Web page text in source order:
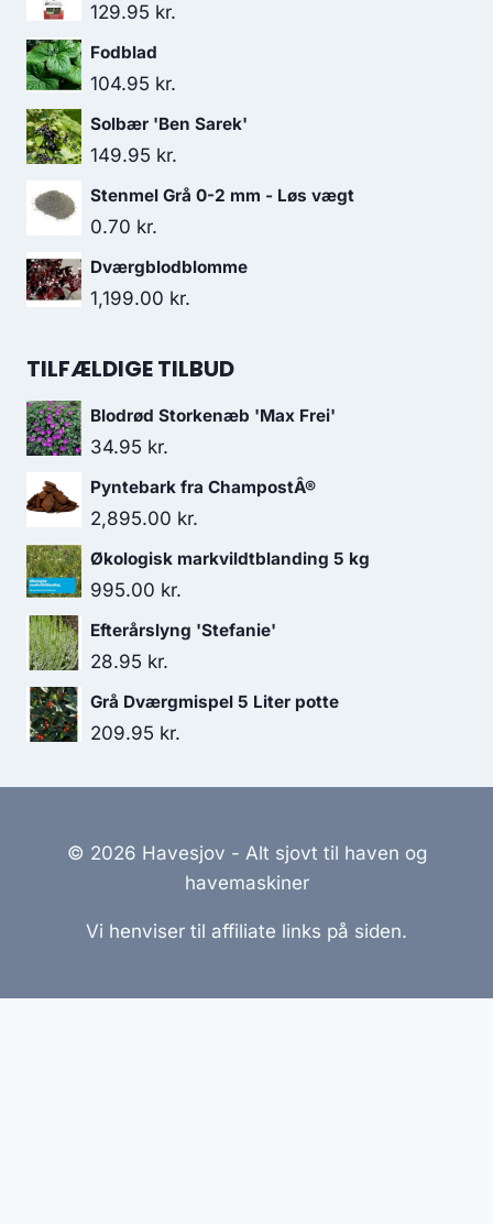
129.95 kr.
Fodblad
104.95 kr.
Solbær 'Ben Sarek'
149.95 kr.
Stenmel Grå 0-2 mm - Løs vægt
0.70 kr.
Dværgblodblomme
1,199.00 kr.
TILFÆLDIGE TILBUD
Blodrød Storkenæb 'Max Frei'
34.95 kr.
Pyntebark fra ChampostÂ®
2,895.00 kr.
Økologisk markvildtblanding 5 kg
995.00 kr.
Efterårslyng 'Stefanie'
28.95 kr.
Grå Dværgmispel 5 Liter potte
209.95 kr.
© 2026 Havesjov - Alt sjovt til haven og
havemaskiner
Vi henviser til affiliate links på siden.